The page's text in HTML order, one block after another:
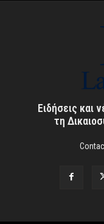
Ειδήσεις και
τη